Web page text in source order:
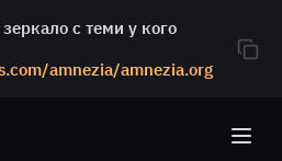
с теми у кого
amnezia/amnezia.org